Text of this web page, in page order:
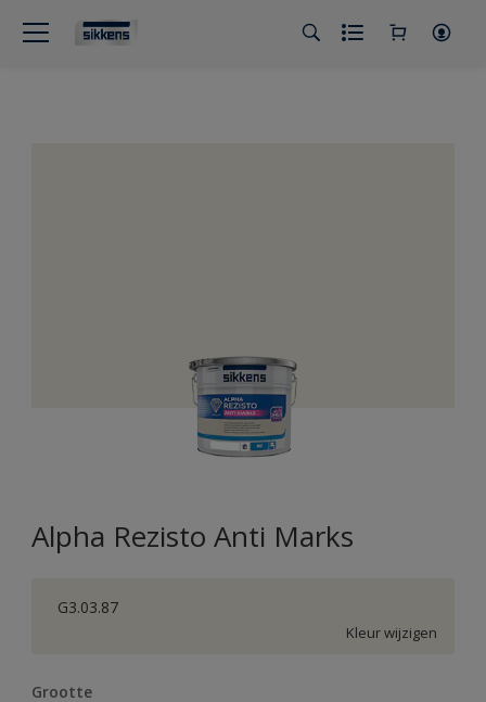
Alpha Rezisto Anti Marks
G3.03.87
Kleur wijzigen
Grootte